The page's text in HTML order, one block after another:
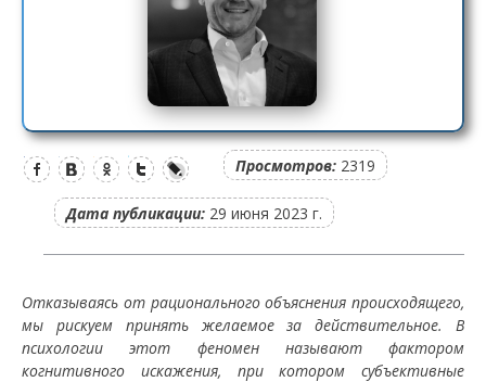
Просмотров: 2319
Дата публикации: 29 июня 2023 г.
Отказываясь от рационального объяснения происходящего,
мы рискуем принять желаемое за действительное. В
психологии этот феномен называют фактором
когнитивного искажения, при котором субъективные